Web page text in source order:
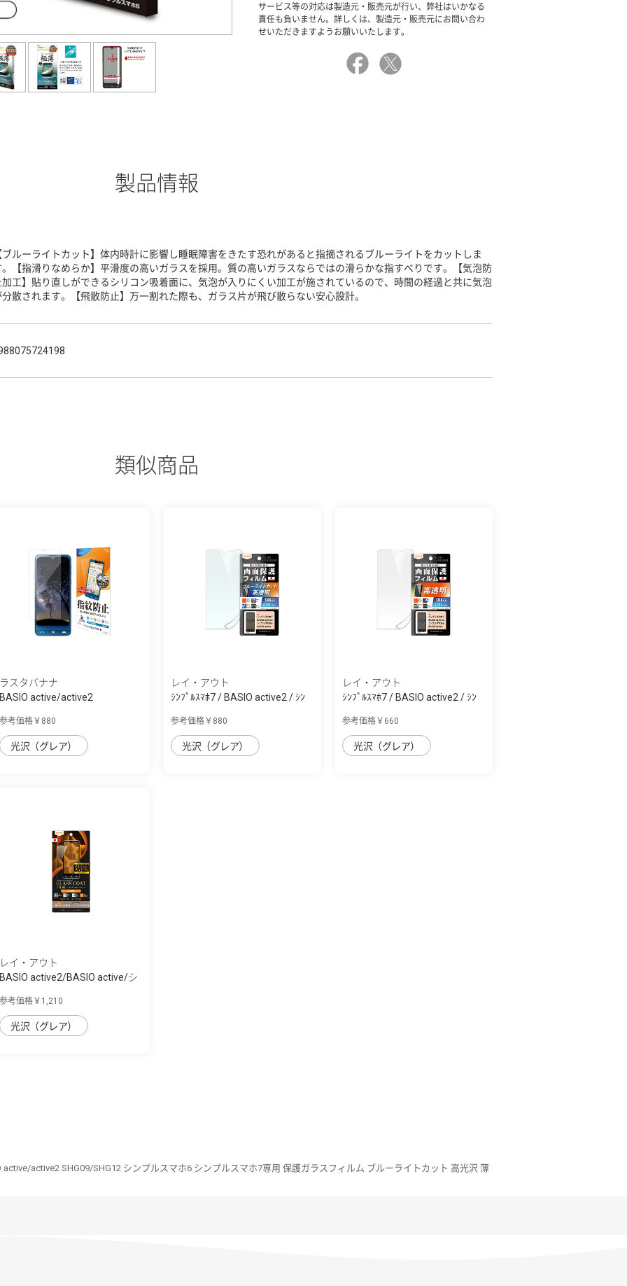
サービス等の対応は製造元・販売元が行い、弊社はいかなる
責任も負いません。詳しくは、製造元・販売元にお問い合わ
せいただきますようお願いいたします。
製品情報
ブルーライトカット】体内時計に影響し睡眠障害をきたす恐れがあると指摘されるブルーライトをカットしま
。【指滑りなめらか】平滑度の高いガラスを採用。質の高いガラスならではの滑らかな指すべりです。【気泡防
加工】貼り直しができるシリコン吸着面に、気泡が入りにくい加工が施されているので、時間の経過と共に気泡
分散されます。【飛散防止】万一割れた際も、ガラス片が飛び散らない安心設計。
類似商品
ラスタバナナ
BASIO active/active2
参考価格￥880
光沢（グレア）
レイ・アウト
ｼﾝﾌﾟﾙｽﾏﾎ7 / BASIO active2 / ｼﾝ
参考価格￥880
光沢（グレア）
レイ・アウト
ｼﾝﾌﾟﾙｽﾏﾎ7 / BASIO active2 / ｼﾝ
参考価格￥660
光沢（グレア）
レイ・アウト
BASIO active2/BASIO active/シ
参考価格￥1,210
光沢（グレア）
active/active2 SHG09/SHG12 シンプルスマホ6 シンプルスマホ7専用 保護ガラスフィルム ブルーライトカット 高光沢 薄